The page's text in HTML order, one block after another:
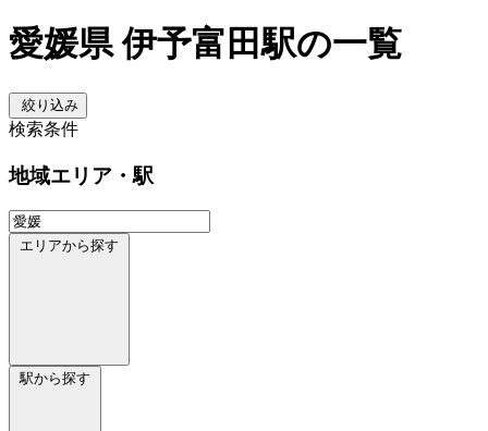
愛媛県 伊予富田駅の一覧
絞り込み
検索条件
地域エリア・駅
エリアから探す
駅から探す